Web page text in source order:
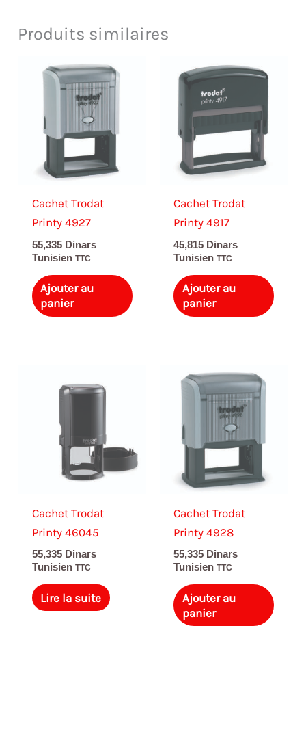
Produits similaires
Cachet Trodat
Printy 4927
55,335 Dinars
Tunisien TTC
Ajouter au
panier
Cachet Trodat
Printy 4917
45,815 Dinars
Tunisien TTC
Ajouter au
panier
Cachet Trodat
Printy 46045
55,335 Dinars
Tunisien TTC
Lire la suite
Cachet Trodat
Printy 4928
55,335 Dinars
Tunisien TTC
Ajouter au
panier